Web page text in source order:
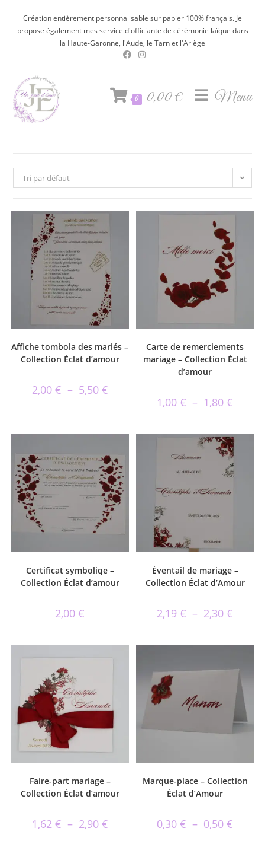
Création entièrement personnalisable sur papier 100% français. Je
propose également mes service d'officiante de cérémonie laïque dans
la Haute-Garonne, l'Aude, le Tarn et l'Ariège
0 0,00€ Menu
Tri par défaut
Affiche tombola des mariés –
Collection Éclat d’amour
2,00 € – 5,50 €
Carte de remerciements
mariage – Collection Éclat
d’amour
1,00€ – 1,80€
Certificat symboliqe –
Collection Éclat d’amour
2,00€
Éventail de mariage –
Collection Éclat d’Amour
2,19€ – 2,30€
Faire-part mariage –
Collection Éclat d’amour
1,62 € – 2,90 €
Marque-place – Collection
Éclat d’Amour
0,30€ – 0,50€